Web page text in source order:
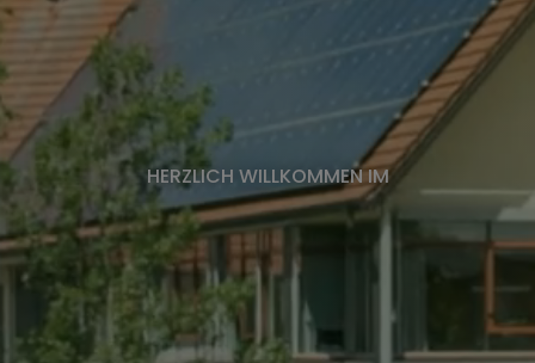
Wahl Ortssprecher
Ortsrecht (Satzungen und Verordnungen)
Bürgerversammlung
Wichtige Adressen
Fundbüro
HERZLICH WILLKOMMEN IM